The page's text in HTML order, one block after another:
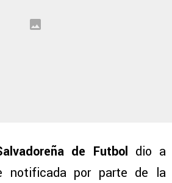
de Futbol dio a
notificada por parte de la